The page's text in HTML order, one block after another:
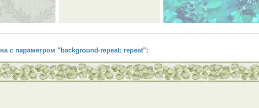
с параметром "background-repeat: repeat":